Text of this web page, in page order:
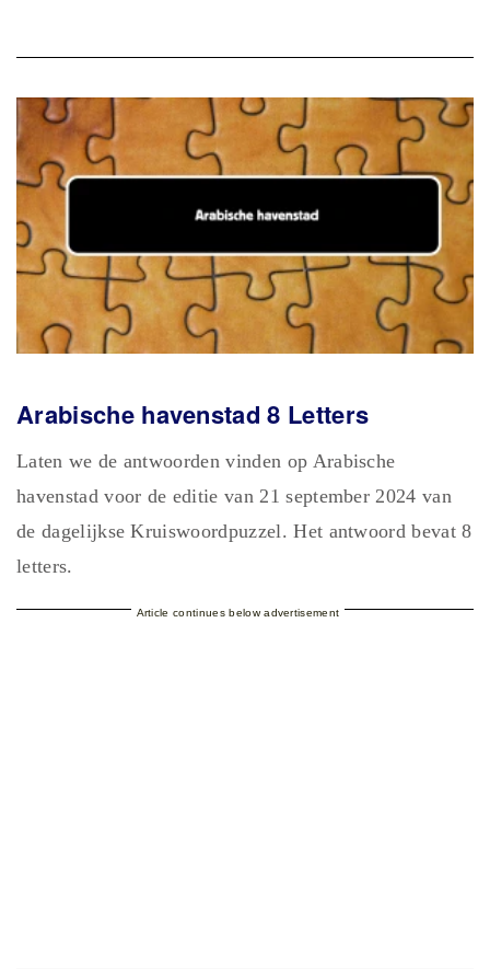
Arabische havenstad 8 Letters
Laten we de antwoorden vinden op Arabische
havenstad voor de editie van 21 september 2024 van
de dagelijkse Kruiswoordpuzzel. Het antwoord bevat 8
letters.
Article continues below advertisement